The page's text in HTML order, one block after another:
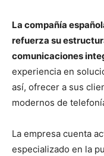
La compañía
refuerza su
comunicaciones
experiencia en
así, ofrecer a sus
modernos de
La empresa cuenta
especializado en la